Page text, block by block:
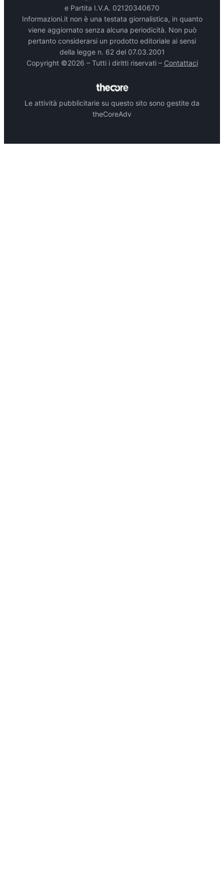
e Partita I.V.A. 02120340670
Informazioni.it non è una testata giornalistica, in quanto
viene aggiornato senza alcuna periodicità. Non può
pertanto considerarsi un prodotto editoriale ai sensi
della legge n. 62 del 07.03.2001
Copyright ©2026 – Tutti i diritti riservati – Contattaci
Le attività pubblicitarie su questo sito sono gestite da
theCoreAdv